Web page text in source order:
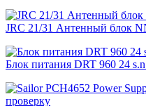
JRC 21/31 Антенный блок
Блок питания DRT 960 24